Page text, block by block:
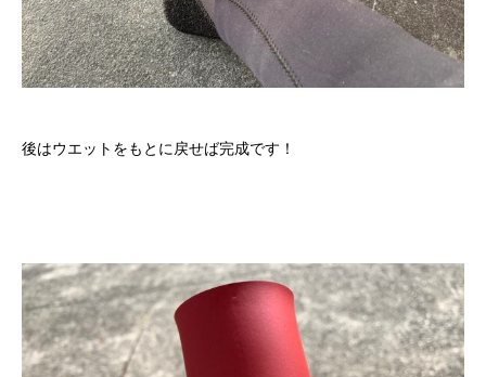
後はウエットをもとに戻せば完成です！